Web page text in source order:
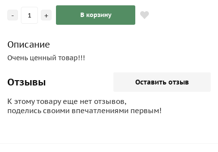
- + В корзину
Описание
Очень ценный товар!!!
Отзывы Оставить отзыв
К этому товару еще нет отзывов,
поделись своими впечатлениями первым!